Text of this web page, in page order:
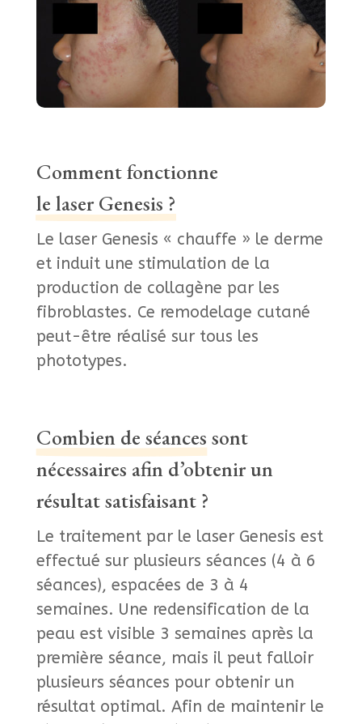
Comment fonctionne
le laser Genesis ?
Le laser Genesis « chauffe » le derme
et induit une stimulation de la
production de collagène par les
fibroblastes. Ce remodelage cutané
peut-être réalisé sur tous les
phototypes.
Combien de séances sont
nécessaires afin d’obtenir un
résultat satisfaisant ?
Le traitement par le laser Genesis est
effectué sur plusieurs séances (4 à 6
séances), espacées de 3 à 4
semaines. Une redensification de la
peau est visible 3 semaines après la
première séance, mais il peut falloir
plusieurs séances pour obtenir un
résultat optimal. Afin de maintenir le